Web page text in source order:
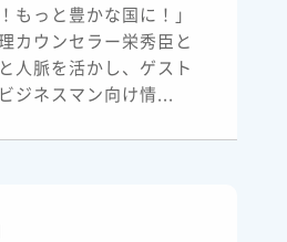
もっと豊かな国に！」
カウンセラー栄秀臣と
人脈を活かし、ゲスト
ジネスマン向け情...